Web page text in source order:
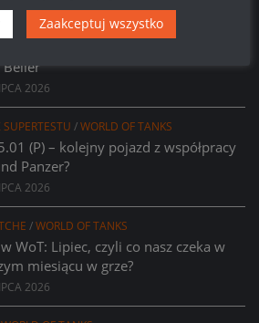
SUPERTESTU/WORLD OF TANKS
Bélier
2026
SUPERTESTU /WORLD OF TANKS
(P) – kolejny pojazd z współpracy
Panzer?
2026
/WORLD OF TANKS
WoT: Lipiec, czyli co nasz czeka w
miesiącu w grze?
2026
Zaakceptuj wszystko